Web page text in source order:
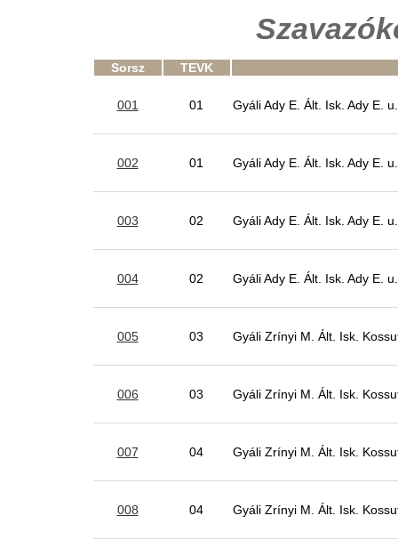
Sorsz TEVK
001 01 Gyáli Ady E. Ált. Isk. Ady E.
002 01 Gyáli Ady E. Ált. Isk. Ady E.
003 02 Gyáli Ady E. Ált. Isk. Ady E.
004 02 Gyáli Ady E. Ált. Isk. Ady E.
005 03 Gyáli Zrínyi M. Ált. Isk.
006 03 Gyáli Zrínyi M. Ált. Isk.
007 04 Gyáli Zrínyi M. Ált. Isk.
008 04 Gyáli Zrínyi M. Ált. Isk.